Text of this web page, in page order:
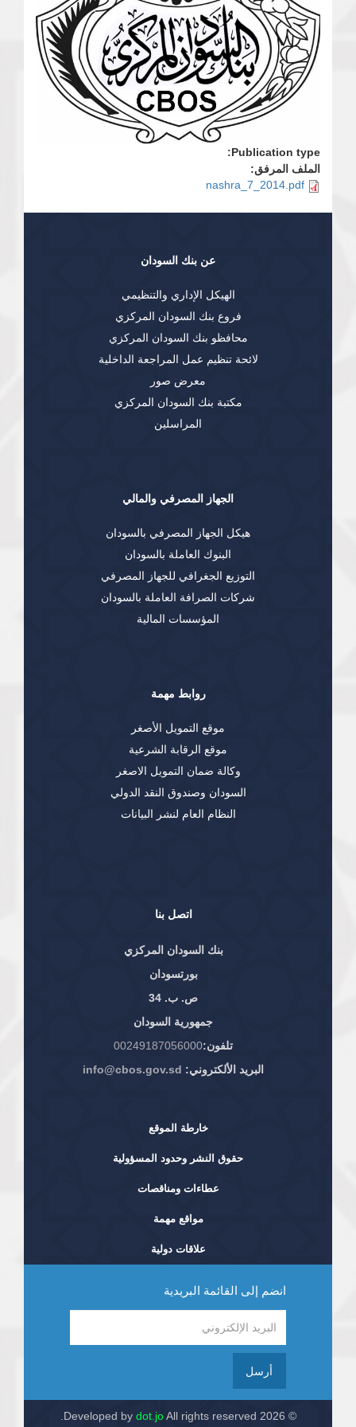
Publication type:
الملف المرفق:
nashra_7_2014.pdf
اتصل بنا
بنك السودان المركزي
بورتسودان
ص. ب. 34
جمهورية السودان
تلفون:00249187056000
البريد الألكتروني: info@cbos.gov.sd
عن بنك السودان
الهيكل الإداري والتنظيمي
فروع بنك السودان المركزي
محافظو بنك السودان المركزي
لائحة تنظيم عمل المراجعة الداخلية
معرض صور
مكتبة بنك السودان المركزي
المراسلين
الجهاز المصرفي والمالي
هيكل الجهاز المصرفي بالسودان
البنوك العاملة بالسودان
التوزيع الجغرافي للجهاز المصرفي
شركات الصرافة العاملة بالسودان
المؤسسات المالية
روابط مهمة
موقع التمويل الأصغر
موقع الرقابة الشرعية
وكالة ضمان التمويل الاصغر
السودان وصندوق النقد الدولي
النظام العام لنشر البيانات
خارطة الموقع
حقوق النشر وحدود المسؤولية
عطاءات ومناقصات
مواقع مهمة
علاقات دولية
انضم إلى القائمة البريدية
أرسل
© 2026 Developed by
dot.joAll rights reserved.